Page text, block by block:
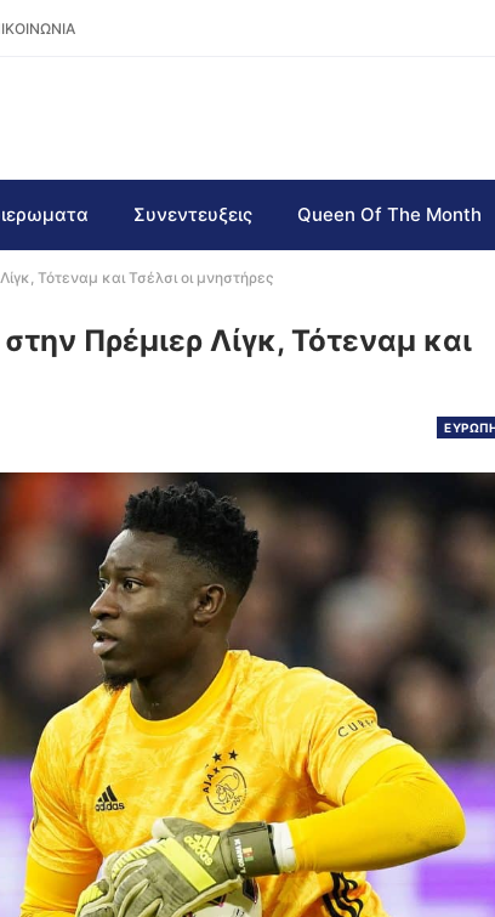
Συνεντευξεις Queen Of The Month
Τότεναμ και Τσέλσι οι μνηστήρες
Πρέμιερ Λίγκ, Τότεναμ και